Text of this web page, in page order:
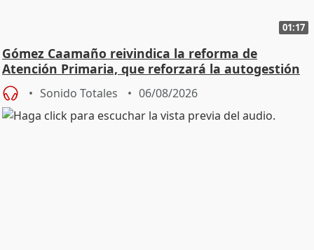
01:17
Gómez Caamaño reivindica la reforma de
Atención Primaria, que reforzará la autogestión
Sonido Totales 06/08/2026